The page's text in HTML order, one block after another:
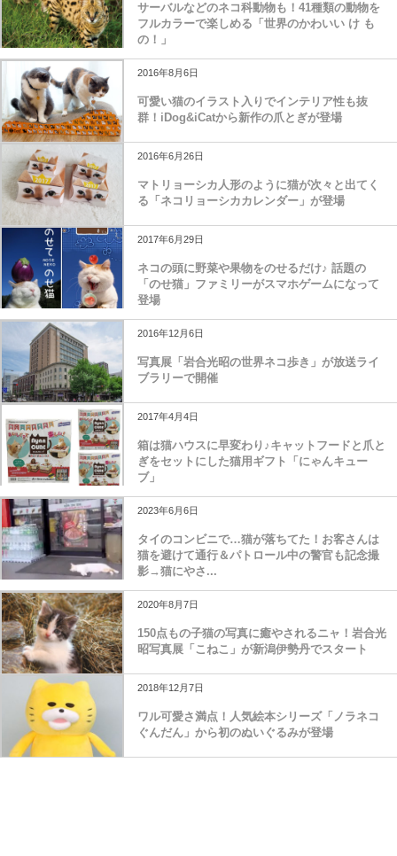
サーバルなどのネコ科動物も！41種類の動物を
フルカラーで楽しめる「世界のかわいい け も
の！」
2016年8月6日
可愛い猫のイラスト入りでインテリア性も抜
群！iDog&iCatから新作の爪とぎが登場
2016年6月26日
マトリョーシカ人形のように猫が次々と出てく
る「ネコリョーシカカレンダー」が登場
2017年6月29日
ネコの頭に野菜や果物をのせるだけ♪ 話題の
「のせ猫」ファミリーがスマホゲームになって
登場
2016年12月6日
写真展「岩合光昭の世界ネコ歩き」が放送ライ
ブラリーで開催
2017年4月4日
箱は猫ハウスに早変わり♪キャットフードと爪と
ぎをセットにした猫用ギフト「にゃんキュー
ブ」
2023年6月6日
タイのコンビニで…猫が落ちてた！お客さんは
猫を避けて通行＆パトロール中の警官も記念撮
影→猫にやさ...
2020年8月7日
150点もの子猫の写真に癒やされるニャ！岩合光
昭写真展「こねこ」が新潟伊勢丹でスタート
2018年12月7日
ワル可愛さ満点！人気絵本シリーズ「ノラネコ
ぐんだん」から初のぬいぐるみが登場